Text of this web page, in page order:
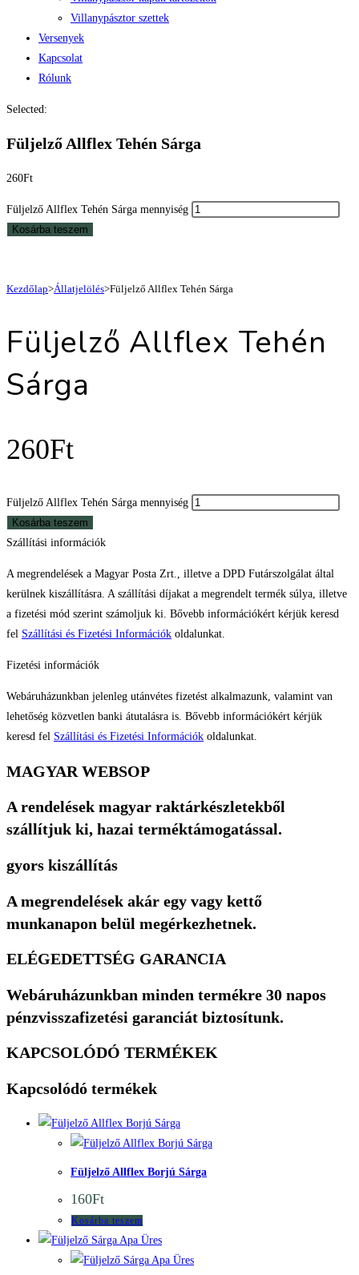
Villanypásztor szettek
Versenyek
Kapcsolat
Rólunk
Selected:
Füljelző Allflex Tehén Sárga
260Ft
Füljelző Allflex Tehén Sárga mennyiség
Kosárba teszem
Kezdőlap>Állatjelölés>Füljelző Allflex Tehén Sárga
Füljelző Allflex Tehén
Sárga
260Ft
Füljelző Allflex Tehén Sárga mennyiség
Kosárba teszem
Szállítási információk
A megrendelések a Magyar Posta Zrt., illetve a DPD Futárszolgálat által
kerülnek kiszállításra. A szállítási díjakat a megrendelt termék súlya, illetve
a fizetési mód szerint számoljuk ki. Bővebb információkért kérjük keresd
fel Szállítási és Fizetési Információk oldalunkat.
Fizetési információk
Webáruházunkban jelenleg utánvétes fizetést alkalmazunk, valamint van
lehetőség közvetlen banki átutalásra is. Bővebb információkért kérjük
keresd fel Szállítási és Fizetési Információk oldalunkat.
MAGYAR WEBSOP
A rendelések magyar raktárkészletekből
szállítjuk ki, hazai terméktámogatással.
gyors kiszállítás
A megrendelések akár egy vagy kettő
munkanapon belül megérkezhetnek.
ELÉGEDETTSÉG GARANCIA
Webáruházunkban minden termékre 30 napos
pénzvisszafizetési garanciát biztosítunk.
KAPCSOLÓDÓ TERMÉKEK
Kapcsolódó termékek
Füljelző Allflex Borjú Sárga
160Ft
Kosárba teszem